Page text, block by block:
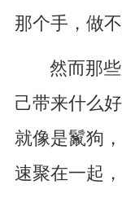
那个手，做
然而那
己带来什么
就像是鬣狗
速聚在一起